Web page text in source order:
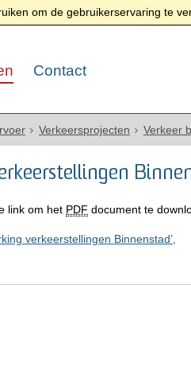
om de gebruikerservaring te
Contact
Verkeersprojecten Verkeer
link om het PDF document te
verkeerstellingen Binnenstad’,